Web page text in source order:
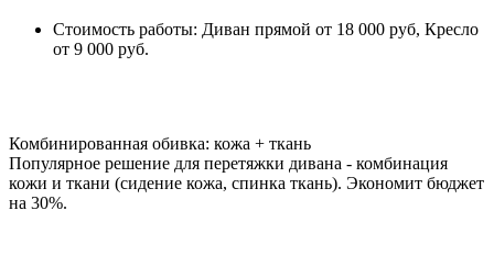
Стоимость работы: Диван прямой от 18 000 руб, Кресло
от 9 000 руб.
Комбинированная обивка: кожа + ткань
Популярное решение для перетяжки дивана - комбинация
кожи и ткани (сидение кожа, спинка ткань). Экономит бюджет
на 30%.